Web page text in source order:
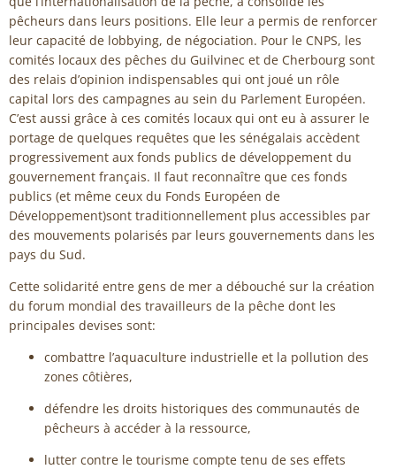
pêcheurs dans leurs positions. Elle leur a permis de renforcer
leur capacité de lobbying, de négociation. Pour le CNPS, les
comités locaux des pêches du Guilvinec et de Cherbourg sont
des relais d’opinion indispensables qui ont joué un rôle
capital lors des campagnes au sein du Parlement Européen.
C’est aussi grâce à ces comités locaux qui ont eu à assurer le
portage de quelques requêtes que les sénégalais accèdent
progressivement aux fonds publics de développement du
gouvernement français. Il faut reconnaître que ces fonds
publics (et même ceux du Fonds Européen de
Développement)sont traditionnellement plus accessibles par
des mouvements polarisés par leurs gouvernements dans les
pays du Sud.
Cette solidarité entre gens de mer a débouché sur la création
du forum mondial des travailleurs de la pêche dont les
principales devises sont:
combattre l’aquaculture industrielle et la pollution des
zones côtières,
défendre les droits historiques des communautés de
pêcheurs à accéder à la ressource,
lutter contre le tourisme compte tenu de ses effets